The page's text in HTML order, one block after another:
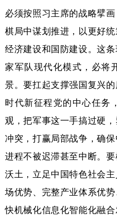
必须按照习主席的战略擘
棋局中谋划推进，以更好
经济建设和国防建设。这
家军队现代化模式，必将
景。要扛起支撑强国复兴
时代新征程党的中心任务
观，把军事这一手搞过硬
冲突，打赢局部战争，确
进程不被迟滞甚至中断。
沃土，立足中国特色社会
场优势、完整产业体系优
快机械化信息化智能化融